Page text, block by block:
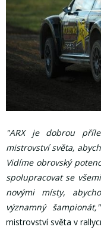
"ARX je dobrou
mistrovství světa,
Vidíme obrovský
spolupracovat se
novými místy,
významný šampionát,"
mistrovství světa v